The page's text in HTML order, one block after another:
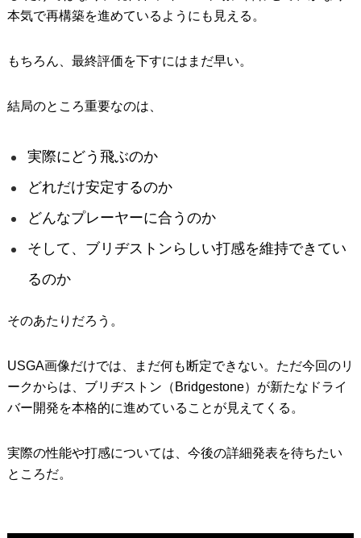
本気で再構築を進めているようにも見える。
もちろん、最終評価を下すにはまだ早い。
結局のところ重要なのは、
実際にどう飛ぶのか
どれだけ安定するのか
どんなプレーヤーに合うのか
そして、ブリヂストンらしい打感を維持できてい
るのか
そのあたりだろう。
USGA画像だけでは、まだ何も断定できない。ただ今回のリ
ークからは、ブリヂストン（Bridgestone）が新たなドライ
バー開発を本格的に進めていることが見えてくる。
実際の性能や打感については、今後の詳細発表を待ちたい
ところだ。